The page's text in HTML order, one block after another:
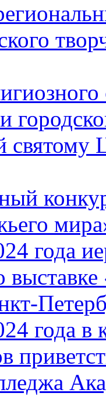
года
года